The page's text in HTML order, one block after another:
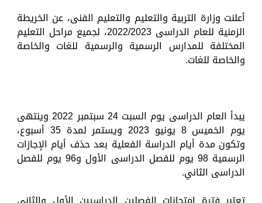
أعلنت وزارة التربية والتعليم والتعليم الفنى، عن الخريطة
الزمنية للعام الدراسى 2022/2023، لجميع مراحل التعليم
المختلفة للمدارس الرسمية والرسمية للغات والخاصة
والخاصة للغات.
يبدأ العام الدراسى يوم السبت 24 سبتمبر 2022 وينتهى
يوم الخميس 8 يونيو 2023 ويستمر لمدة 35 أسبوع،
وتكون مدة أيام الدراسة الفعلية بعد حذف أيام الإجازات
الرسمية 98 يوم للفصل الدراسى الأول و96 يوم للفصل
الدراسى الثاني.